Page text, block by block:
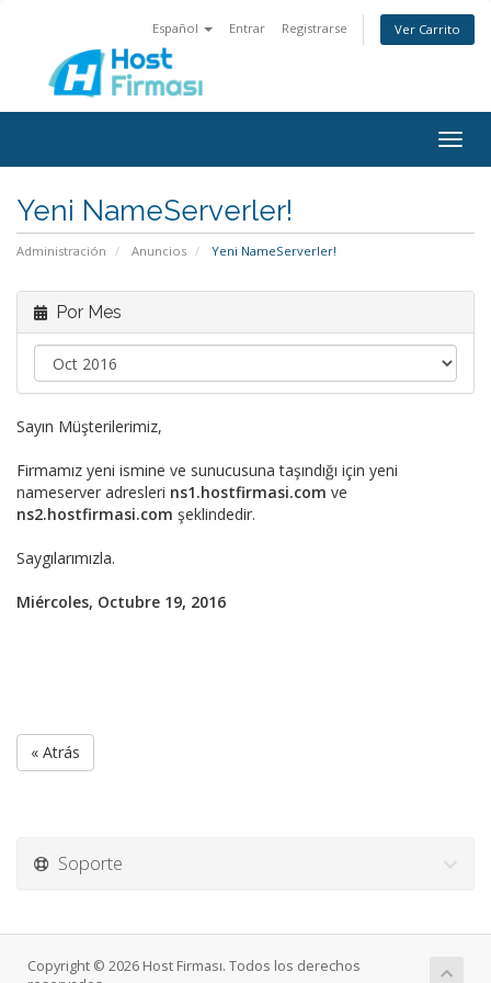
Español Entrar Registrarse Ver Carrito
Yeni NameServerler!
Administración Anuncios Yeni NameServerler!
Por Mes
Sayın Müşterilerimiz,
Firmamız yeni ismine ve sunucusuna taşındığı için yeni
nameserver adresleri ns1.hostfirmasi.com ve
ns2.hostfirmasi.com şeklindedir.
Saygılarımızla.
Miércoles, Octubre 19, 2016
« Atrás
Soporte
Copyright © 2026 Host Firması. Todos los derechos